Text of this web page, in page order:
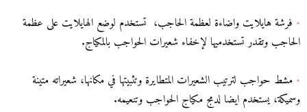
• فرشة هايلايت واضاءة لعظمة الحاجب، تستخدم لوضع الهايلايت على عظمة
الحاجب وتقدر تستخدميها لإخفاء شعيرات الحواجب بالمكياج.
•مشط حواجب لترتيب الشعيرات المتطايرة وتثبيتها في مكانها، شعيراته متينة
وسميكة، يستخدم ايضا لدمج مكياج الحواجب وتنعيمه.